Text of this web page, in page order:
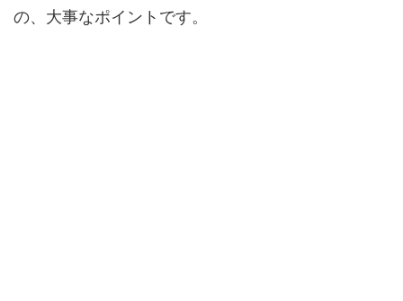
の、大事なポイントです。